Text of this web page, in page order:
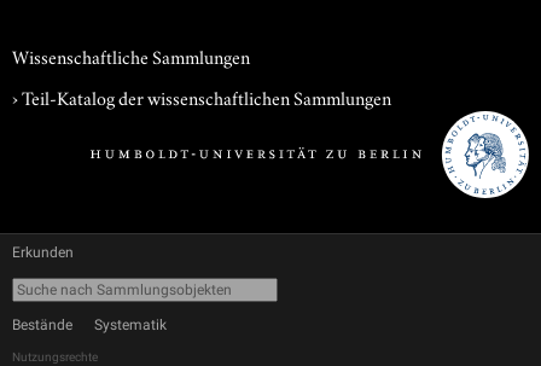
Wissenschaftliche Sammlungen
› Teil-Katalog der wissenschaftlichen Sammlungen
Erkunden
Bestände Systematik
Nutzungsrechte